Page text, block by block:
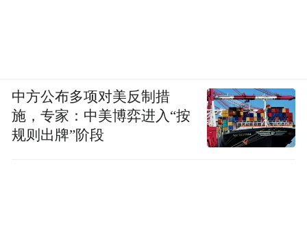
中方公布多项对美反制措
施，专家：中美博弈进入“按
规则出牌”阶段